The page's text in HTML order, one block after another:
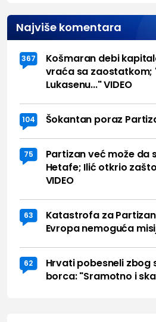
Najviše komentara
367
Košmaran debi
vraća sa zaostatkom;
Lukasenu..." VIDEO
104 Šokantan poraz
75
Partizan već može da
Hetafe; Ilić otkrio
VIDEO
63
Katastrofa za
Evropa nemoguća
62
Hrvati pobesneli zbog
borca: "Sramotno i